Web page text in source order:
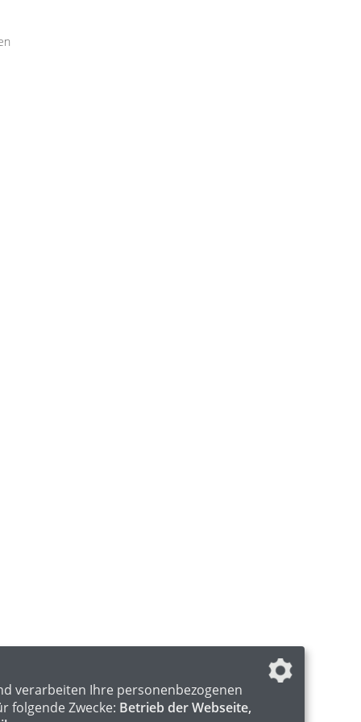
verarbeiten Ihre personenbezogenen
folgende Zwecke: Betrieb der Webseite,